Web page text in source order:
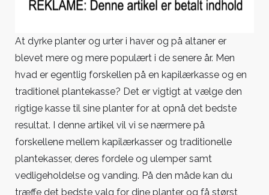
plantekasse:
er
forskellen?
At dyrke planter og urter i haver og på altaner er
blevet mere og mere populært i de senere år. Men
hvad er egentlig forskellen på en kapilærkasse og en
traditionel plantekasse? Det er vigtigt at vælge den
rigtige kasse til sine planter for at opnå det bedste
resultat. I denne artikel vil vi se nærmere på
forskellene mellem kapilærkasser og traditionelle
plantekasser, deres fordele og ulemper samt
vedligeholdelse og vanding. På den måde kan du
træffe det bedste valg for dine planter og få størst